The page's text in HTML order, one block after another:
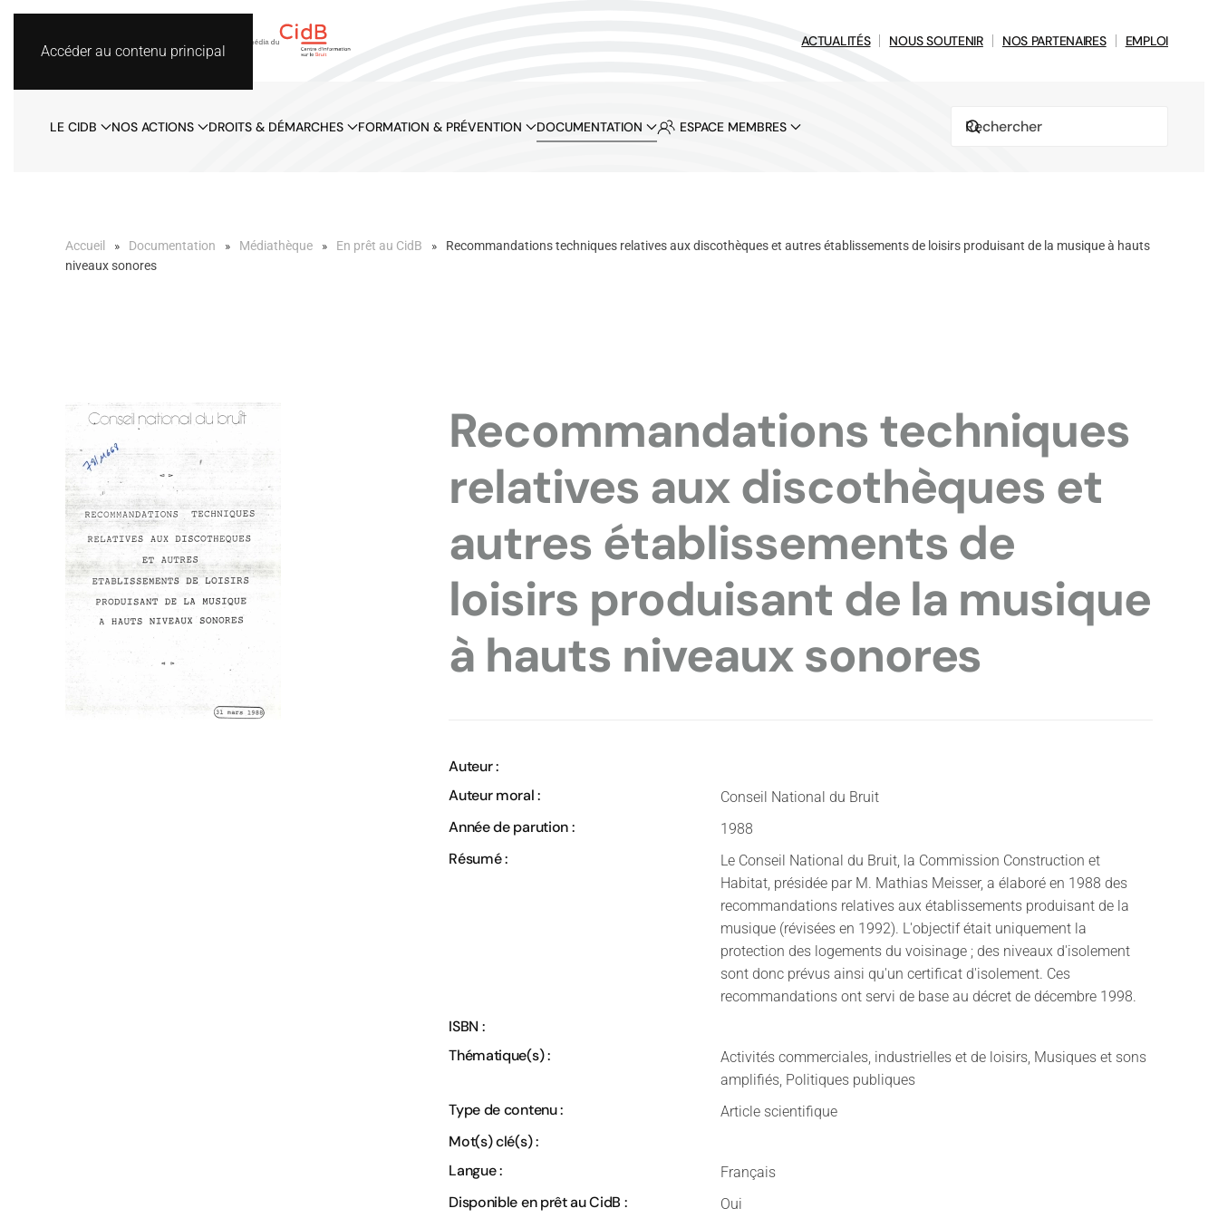
Accéder au contenu principal
ACTUALITÉS NOUS SOUTENIR NOS PARTENAIRES EMPLOI
LE CIDB NOS ACTIONS DROITS & DÉMARCHES FORMATION & PRÉVENTION DOCUMENTATION ESPACE MEMBRES
Accueil Documentation Médiathèque En prêt au CidB
Recommandations techniques relatives aux discothèques et autres établissements de loisirs produisant de la musique à hauts
niveaux sonores
Recommandations techniques
relatives aux discothèques et
autres établissements de
loisirs produisant de la musique
à hauts niveaux sonores
Auteur :
Auteur moral :
Conseil National du Bruit
Année de parution : 1988
Résumé :
Le Conseil National du Bruit, la Commission Construction et
Habitat, présidée par M. Mathias Meisser, a élaboré en 1988 des
recommandations relatives aux établissements produisant de la
musique (révisées en 1992). L'objectif était uniquement la
protection des logements du voisinage ; des niveaux d'isolement
sont donc prévus ainsi qu'un certificat d'isolement. Ces
recommandations ont servi de base au décret de décembre 1998.
ISBN :
Thématique(s) :
Activités commerciales, industrielles et de loisirs, Musiques et sons
amplifiés, Politiques publiques
Type de contenu : Article scientifique
Mot(s) clé(s) :
Langue :
Français
Disponible en prêt au CidB : Oui